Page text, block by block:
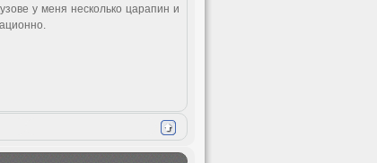
у меня несколько царапин и